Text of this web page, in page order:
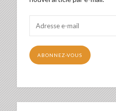
mail
ABONNEZ-VOUS